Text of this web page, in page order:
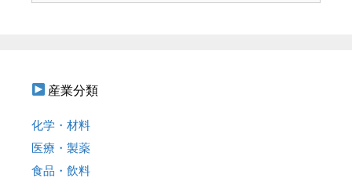
産業分類
化学・材料
医療・製薬
食品・飲料